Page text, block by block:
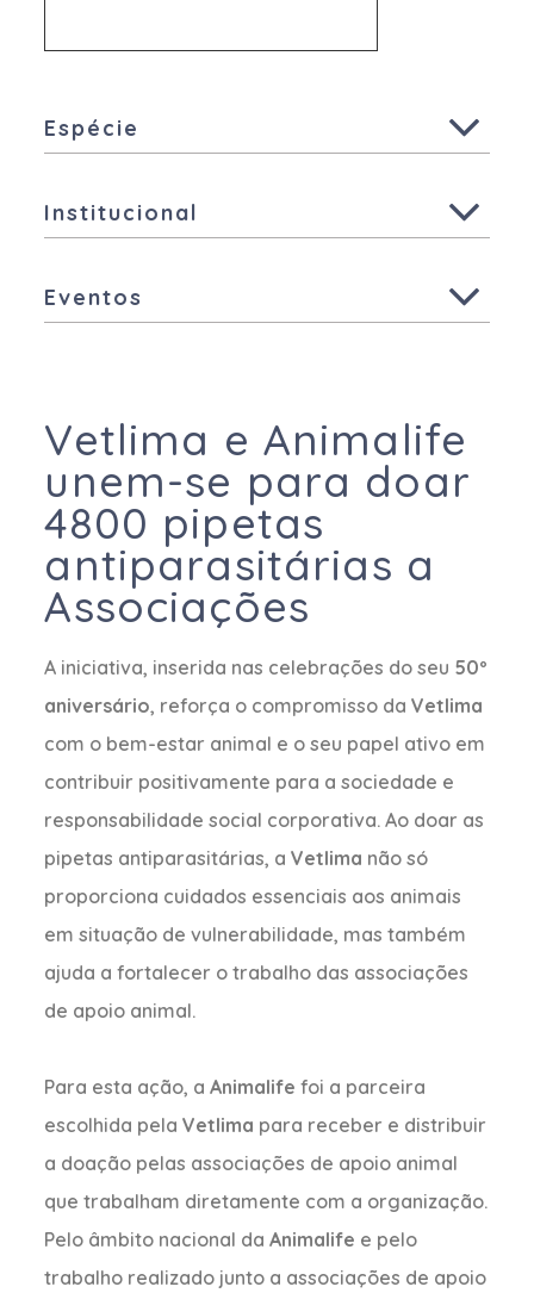
Espécie
Ruminantes
Suínos
Institucional
Eventos
Vetlima e Animalife
unem-se para doar
4800 pipetas
antiparasitárias a
Associações
A iniciativa, inserida nas celebrações do seu 50º
aniversário, reforça o compromisso daVetlima
com o bem-estar animal e o seu papel ativo em
contribuir positivamente para a sociedade e
responsabilidade social corporativa. Ao doar as
pipetas antiparasitárias, aVetlima não só
proporciona cuidados essenciais aos animais
em situação de vulnerabilidade, mas também
ajuda a fortalecer o trabalho das associações
de apoio animal.
Para esta ação, aAnimalife foi a parceira
escolhida pelaVetlima para receber e distribuir
a doação pelas associações de apoio animal
que trabalham diretamente com a organização.
Pelo âmbito nacional daAnimalife e pelo
trabalho realizado junto a associações de apoio